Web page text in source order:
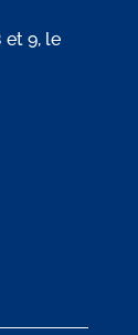
et 9, le